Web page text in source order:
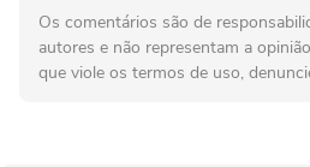
Os comentários são de
autores e não representam a
que viole os termos de uso,